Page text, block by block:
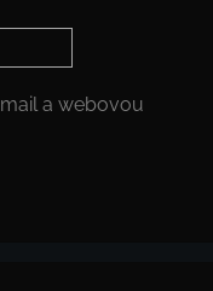
a webovou